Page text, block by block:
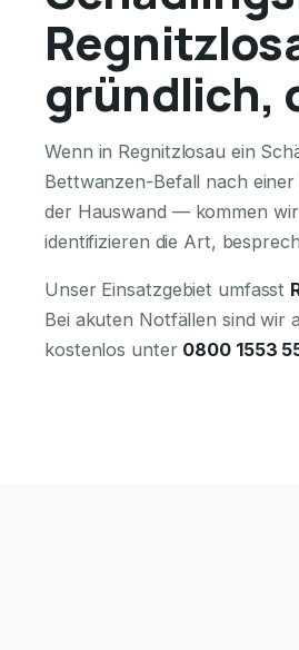
gründlich,
Wenn in Regnitzlosau ein
Bettwanzen-Befall nach
der Hauswand — kommen
identifizieren die Art,
Unser Einsatzgebiet umfasst
Bei akuten Notfällen sind wir
kostenlos unter 0800 1553